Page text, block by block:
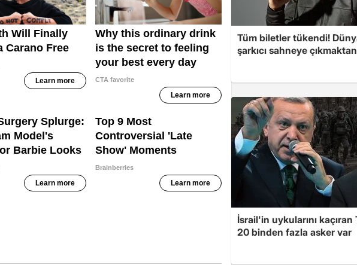
Tüm biletler tükendi!
şarkıcı sahneye
İsrail'in uykularını
20 binden fazla asker var